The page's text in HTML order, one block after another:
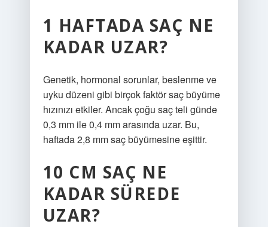
1 HAFTADA SAÇ NE
KADAR UZAR?
Genetik, hormonal sorunlar, beslenme ve
uyku düzeni gibi birçok faktör saç büyüme
hızınızı etkiler. Ancak çoğu saç teli günde
0,3 mm ile 0,4 mm arasında uzar. Bu,
haftada 2,8 mm saç büyümesine eşittir.
10 CM SAÇ NE
KADAR SÜREDE
UZAR?